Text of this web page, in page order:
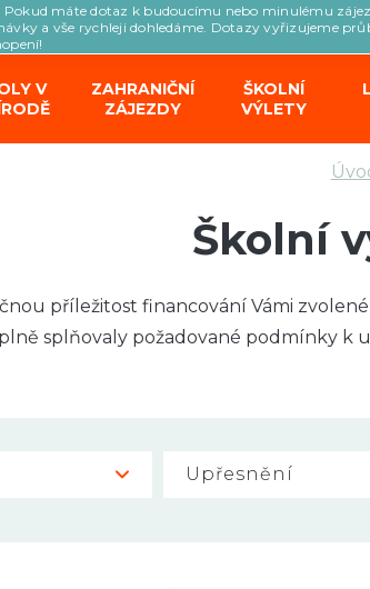
Pokud máte dotaz k budoucímu nebo minulému
a vše rychleji dohledáme. Dotazy vyřizujeme
V
ZAHRANIČNÍ
ZÁJEZDY
ŠKOLNÍ
VÝLETY
Školní
příležitost financování Vámi
splňovaly požadované podmínky k
Upřesnění